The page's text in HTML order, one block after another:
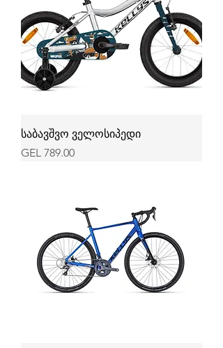
საბავშვო ველოსიპედი
Price
GEL 789.00